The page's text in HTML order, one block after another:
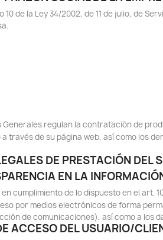
10 de la Ley 34/2002, de 11 de julio, de
Generales regulan la contratación de
través de su página web, así como los
DE PRESTACIÓN DEL
EN LA
en cumplimiento de lo dispuesto en el art.
por medios electrónicos de forma
de comunicaciones), así como a los
ACCESO DEL USUARIO/